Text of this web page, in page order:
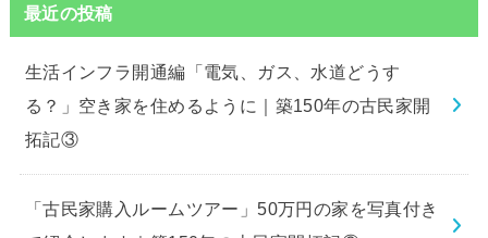
最近の投稿
生活インフラ開通編「電気、ガス、水道どうす
る？」空き家を住めるように｜築150年の古民家開
拓記③
「古民家購入ルームツアー」50万円の家を写真付き